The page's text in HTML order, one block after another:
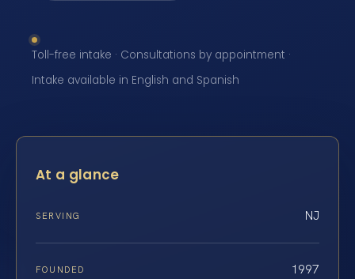
Toll-free intake · Consultations by appointment ·
Intake available in English and Spanish
At a glance
SERVING NJ
FOUNDED 1997